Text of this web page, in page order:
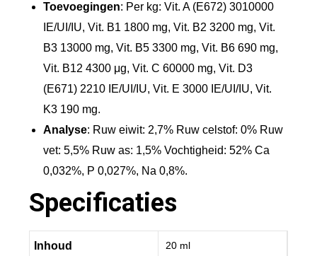
Toevoegingen: Per kg: Vit. A (E672) 3010000
IE/UI/IU, Vit. B1 1800 mg, Vit. B2 3200 mg, Vit.
B3 13000 mg, Vit. B5 3300 mg, Vit. B6 690 mg,
Vit. B12 4300 μg, Vit. C 60000 mg, Vit. D3
(E671) 2210 IE/UI/IU, Vit. E 3000 IE/UI/IU, Vit.
K3 190 mg.
Analyse: Ruw eiwit: 2,7% Ruw celstof: 0% Ruw
vet: 5,5% Ruw as: 1,5% Vochtigheid: 52% Ca
0,032%, P 0,027%, Na 0,8%.
Specificaties
Inhoud 20 ml